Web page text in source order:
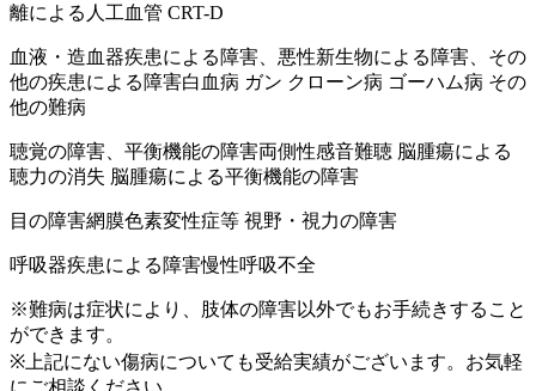
離による人工血管 CRT-D
血液・造血器疾患による障害、悪性新生物による障害、その
他の疾患による障害白血病 ガン クローン病 ゴーハム病 その
他の難病
聴覚の障害、平衡機能の障害両側性感音難聴 脳腫瘍による
聴力の消失 脳腫瘍による平衡機能の障害
目の障害網膜色素変性症等 視野・視力の障害
呼吸器疾患による障害慢性呼吸不全
※難病は症状により、肢体の障害以外でもお手続きすること
ができます。
※上記にない傷病についても受給実績がございます。お気軽